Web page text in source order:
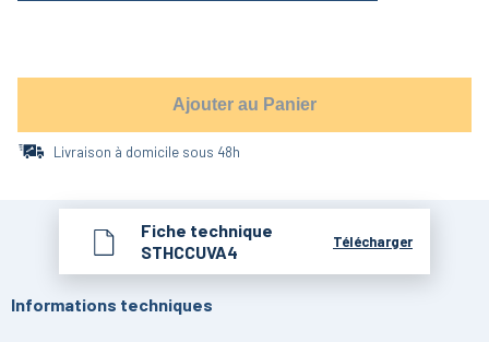
Ajouter au Panier
Livraison à domicile sous 48h
Fiche technique
STHCCUVA4
Télécharger
Informations techniques